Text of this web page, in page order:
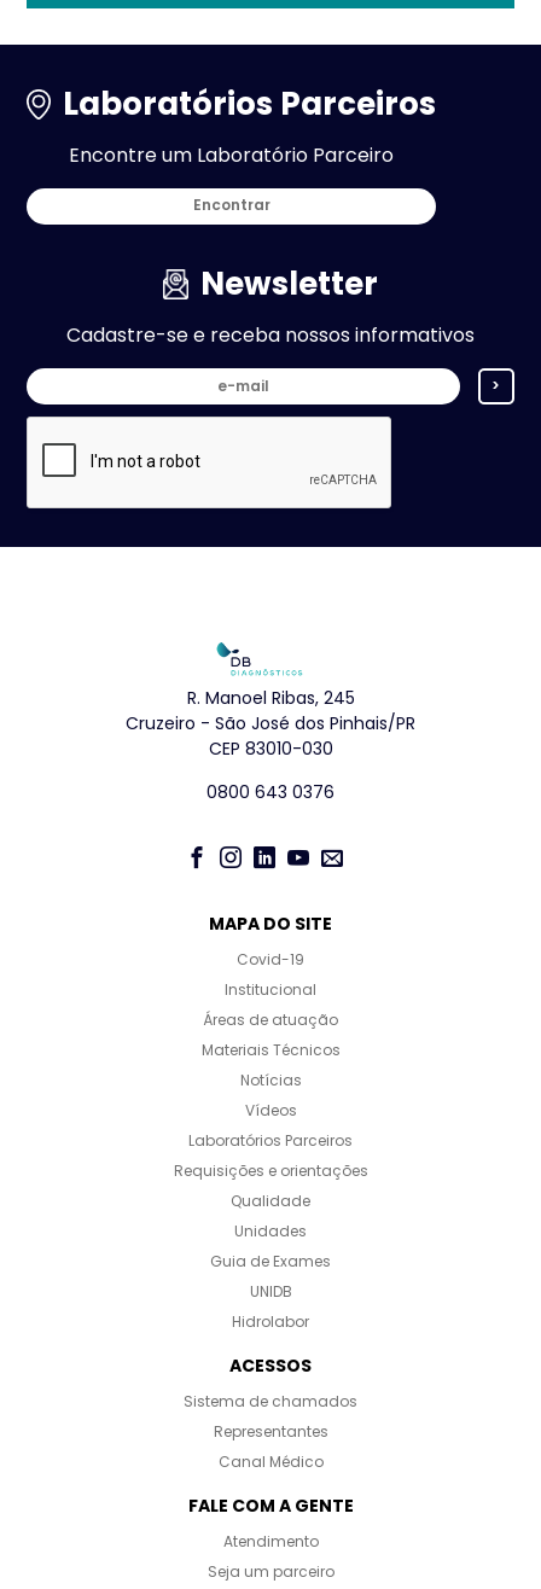
Laboratórios Parceiros
Encontre um Laboratório Parceiro
Encontrar
Newsletter
Cadastre-se e receba nossos informativos
>
R. Manoel Ribas, 245
Cruzeiro - São José dos Pinhais/PR
CEP 83010-030
0800 643 0376
MAPA DO SITE
Covid-19
Institucional
Áreas de atuação
Materiais Técnicos
Notícias
Vídeos
Laboratórios Parceiros
Requisições e orientações
Qualidade
Unidades
Guia de Exames
UNIDB
Hidrolabor
ACESSOS
Sistema de chamados
Representantes
Canal Médico
FALE COM A GENTE
Atendimento
Seja um parceiro